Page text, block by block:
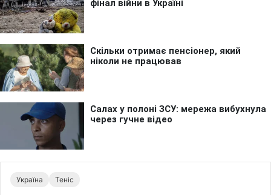
Україна Теніс